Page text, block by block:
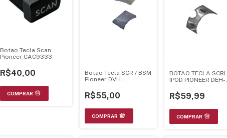
Botao Tecla Scan
Pioneer CAC9333
R$40,00
Botão Tecla SCR / BSM
Pioneer DVH-
141230505199017
R$55,00
BOTAO TECLA SCRL
IPOD PIONEER DEH-
P4050UB DEH-
P4000UB - YXA5324
R$59,99